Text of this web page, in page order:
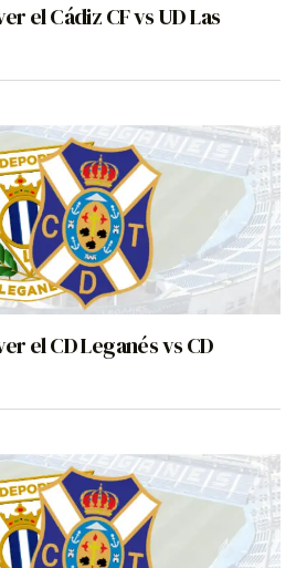
el Cádiz CF vs UD Las
el CD Leganés vs CD